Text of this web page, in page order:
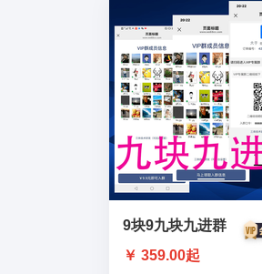
9块9九块九进群
￥ 359.00起